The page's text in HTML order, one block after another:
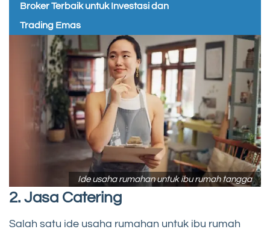
Broker Terbaik untuk Investasi dan
Trading Emas
Ide usaha rumahan untuk ibu rumah tangga
2. Jasa Catering
Salah satu ide usaha rumahan untuk ibu rumah